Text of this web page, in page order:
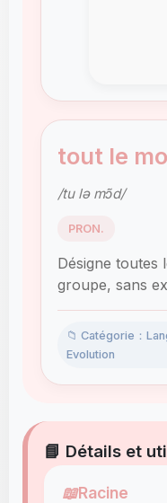
tout le
/tu lə mɔ̃d/
PRON.
Désigne toutes
groupe, sans
📁 Catégorie：
Evolution
📘 Détails et
📖Racine